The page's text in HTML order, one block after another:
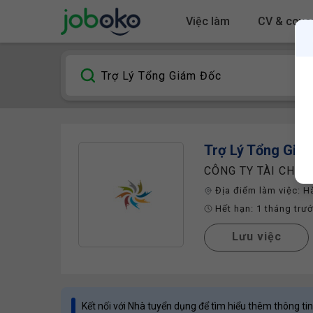
Việc làm CV &
Trợ Lý Tổng
CÔNG TY TÀI
Địa điểm làm việc:
Hết hạn: 1 tháng
Lưu việc
Kết nối với Nhà tuyển dụng để tìm hiểu thêm thông